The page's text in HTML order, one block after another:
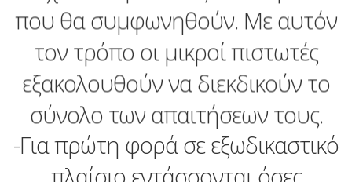
που θα συμφωνηθούν. Με αυτόν
τον τρόπο οι μικροί πιστωτές
εξακολουθούν να διεκδικούν το
σύνολο των απαιτήσεων τους.
-Για πρώτη φορά σε εξωδικαστικό